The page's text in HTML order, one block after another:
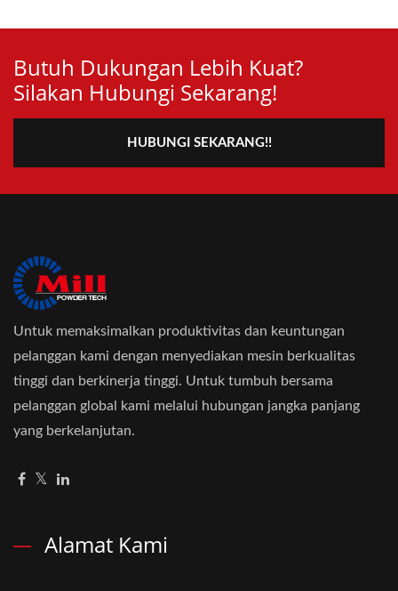
Butuh Dukungan Lebih Kuat?
Silakan Hubungi Sekarang!
HUBUNGI SEKARANG!!
Untuk memaksimalkan produktivitas dan keuntungan
pelanggan kami dengan menyediakan mesin berkualitas
tinggi dan berkinerja tinggi. Untuk tumbuh bersama
pelanggan global kami melalui hubungan jangka panjang
yang berkelanjutan.
Alamat Kami